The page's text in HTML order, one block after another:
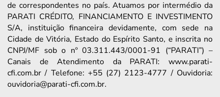
de correspondentes no país. Atuamos por intermédio da
PARATI CRÉDITO, FINANCIAMENTO E INVESTIMENTO
S/A, instituição financeira devidamente, com sede na
Cidade de Vitória, Estado do Espírito Santo, e inscrita no
CNPJ/MF sob o nº 03.311.443/0001-91 (“PARATI”) –
Canais de Atendimento da PARATI: www.parati-
cfi.com.br / Telefone: +55 (27) 2123-4777 / Ouvidoria:
ouvidoria@parati-cfi.com.br.